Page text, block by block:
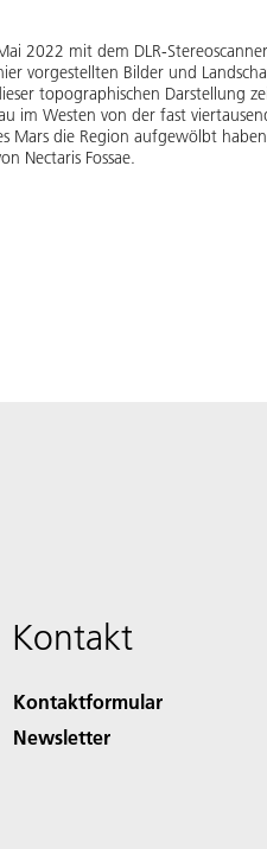
2022 mit dem DLR-
vorgestellten Bilder und
topographischen Darstellung
im Westen von der fast
Mars die Region aufgewölbt
Nectaris Fossae.
Kontakt
Kontaktformular
Newsletter